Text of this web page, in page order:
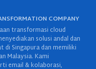
COMPANY
transformasi cloud
solusi andal dan
Singapura dan memiliki
Malaysia. Kami
email & kolaborasi,